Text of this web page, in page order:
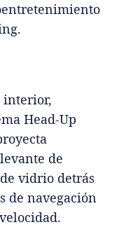
interior,
Head-Up
de
vidrio detrás
de navegación